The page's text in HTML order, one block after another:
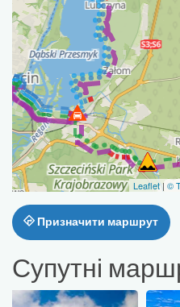
Leaflet| ©
Призначити маршрут
Супутні